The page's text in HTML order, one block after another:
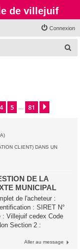
de villejuif
Connexion
4 5 81
CLIENT) DANS UN
DE LA
MUNICIPAL
de l'acheteur :
: SIRET N°
: Villejuif cedex Code
Section 2 :
Aller au message